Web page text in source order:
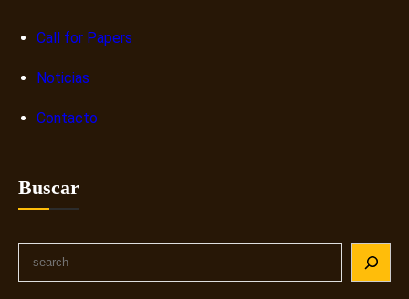
Call for Papers
Noticias
Contacto
Buscar